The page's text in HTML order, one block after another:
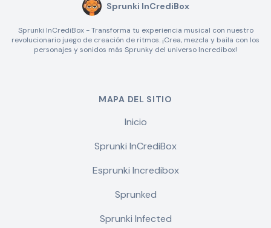
Sprunki InCrediBox
Sprunki InCrediBox - Transforma tu experiencia musical con nuestro
revolucionario juego de creación de ritmos. ¡Crea, mezcla y baila con los
personajes y sonidos más Sprunky del universo Incredibox!
MAPA DEL SITIO
Inicio
Sprunki InCrediBox
Esprunki Incredibox
Sprunked
Sprunki Infected